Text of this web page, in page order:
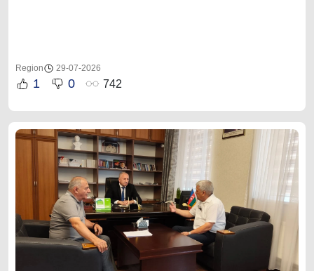
Region 29-07-2026
1 0 742